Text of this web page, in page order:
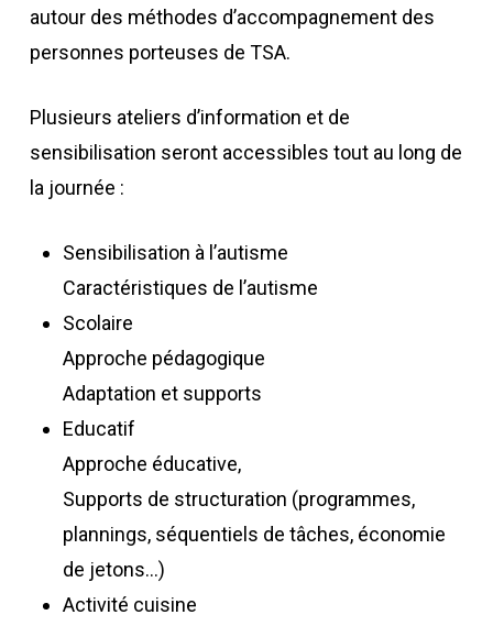
autour des méthodes d’accompagnement des
personnes porteuses de TSA.
Plusieurs ateliers d’information et de
sensibilisation seront accessibles tout au long de
la journée :
Sensibilisation à l’autisme
Caractéristiques de l’autisme
Scolaire
Approche pédagogique
Adaptation et supports
Educatif
Approche éducative,
Supports de structuration (programmes,
plannings, séquentiels de tâches, économie
de jetons…)
Activité cuisine